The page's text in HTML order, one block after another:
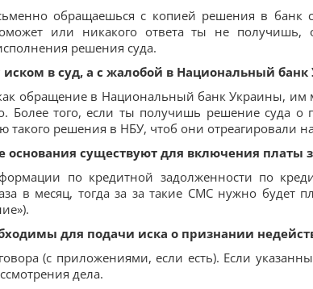
обращаешься с копией решения в
или никакого ответа ты не
решения суда.
иском в суд, а с жалобой в Национальный
обращение в Национальный банк Украины, им
того, если ты получишь решение суда о
такого решения в НБУ, чтоб они отреагировали
основания существуют для включения платы
по кредитной задолженности по
в месяц, тогда за за такие СМС нужно будет
для подачи иска о признании
(с приложениями, если есть). Если
дела.